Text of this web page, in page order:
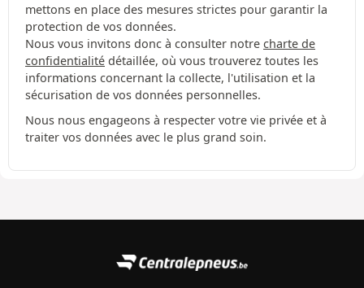
mettons en place des mesures strictes pour garantir la
protection de vos données.
Nous vous invitons donc à consulter notre charte de
confidentialité détaillée, où vous trouverez toutes les
informations concernant la collecte, l'utilisation et la
sécurisation de vos données personnelles.
Nous nous engageons à respecter votre vie privée et à
traiter vos données avec le plus grand soin.